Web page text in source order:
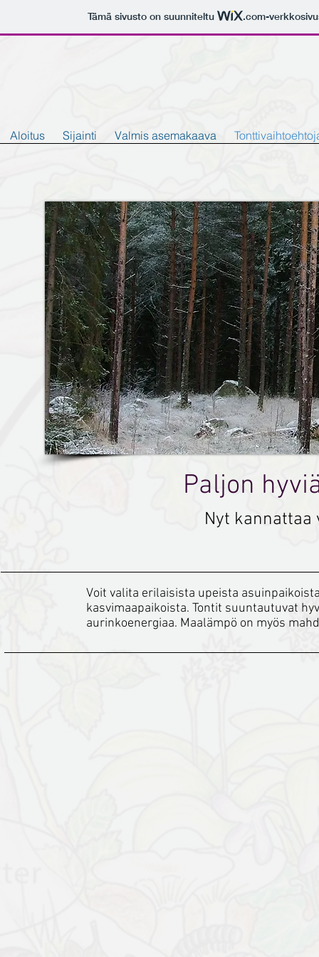
Tämä sivusto on suunniteltu .com-
Aloitus Sijainti Valmis asemakaava
Paljon
Nyt
Voit valita erilaisista upeista
kasvimaapaikoista. Tontit suuntautuvat
aurinkoenergiaa. Maalämpö on myös